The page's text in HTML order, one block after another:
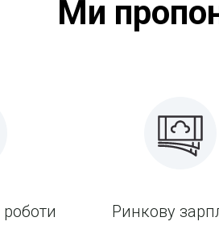
Ми
Ринкову